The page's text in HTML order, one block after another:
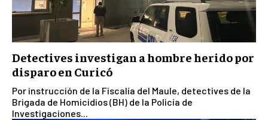
Detectives investigan a hombre herido por
disparo en Curicó
Por instrucción de la Fiscalía del Maule, detectives de la
Brigada de Homicidios (BH) de la Policía de
Investigaciones...